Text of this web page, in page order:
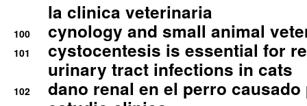
la clinica veterinaria
100 cynology and small animal
101
cystocentesis is essential for
urinary tract infections in cats
102
dano renal en el perro